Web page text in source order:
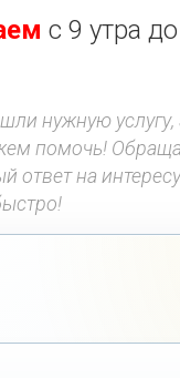
с 9 утра
нужную услугу,
помочь!
ответ на